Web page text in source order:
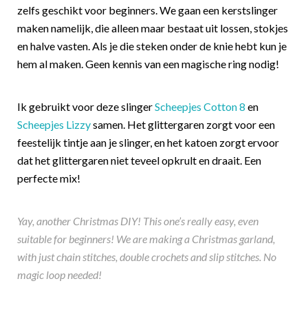
zelfs geschikt voor beginners. We gaan een kerstslinger
maken namelijk, die alleen maar bestaat uit lossen, stokjes
en halve vasten. Als je die steken onder de knie hebt kun je
hem al maken. Geen kennis van een magische ring nodig!
Ik gebruikt voor deze slingerScheepjes Cotton 8 en
Scheepjes Lizzysamen. Het glittergaren zorgt voor een
feestelijk tintje aan je slinger, en het katoen zorgt ervoor
dat het glittergaren niet teveel opkrult en draait. Een
perfecte mix!
Yay, another Christmas DIY! This one’s really easy, even
suitable for beginners! We are making a Christmas garland,
with just chain stitches, double crochets and slip stitches. No
magic loop needed!